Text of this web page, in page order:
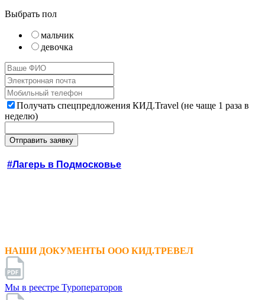
Выбрать пол
мальчик
девочка
Получать спецпредложения КИД.Travel (не чаще 1 раза в
неделю)
#Лагерь в Подмосковье
НАШИ ДОКУМЕНТЫ ООО КИД.ТРЕВЕЛ
Мы в реестре Туроператоров